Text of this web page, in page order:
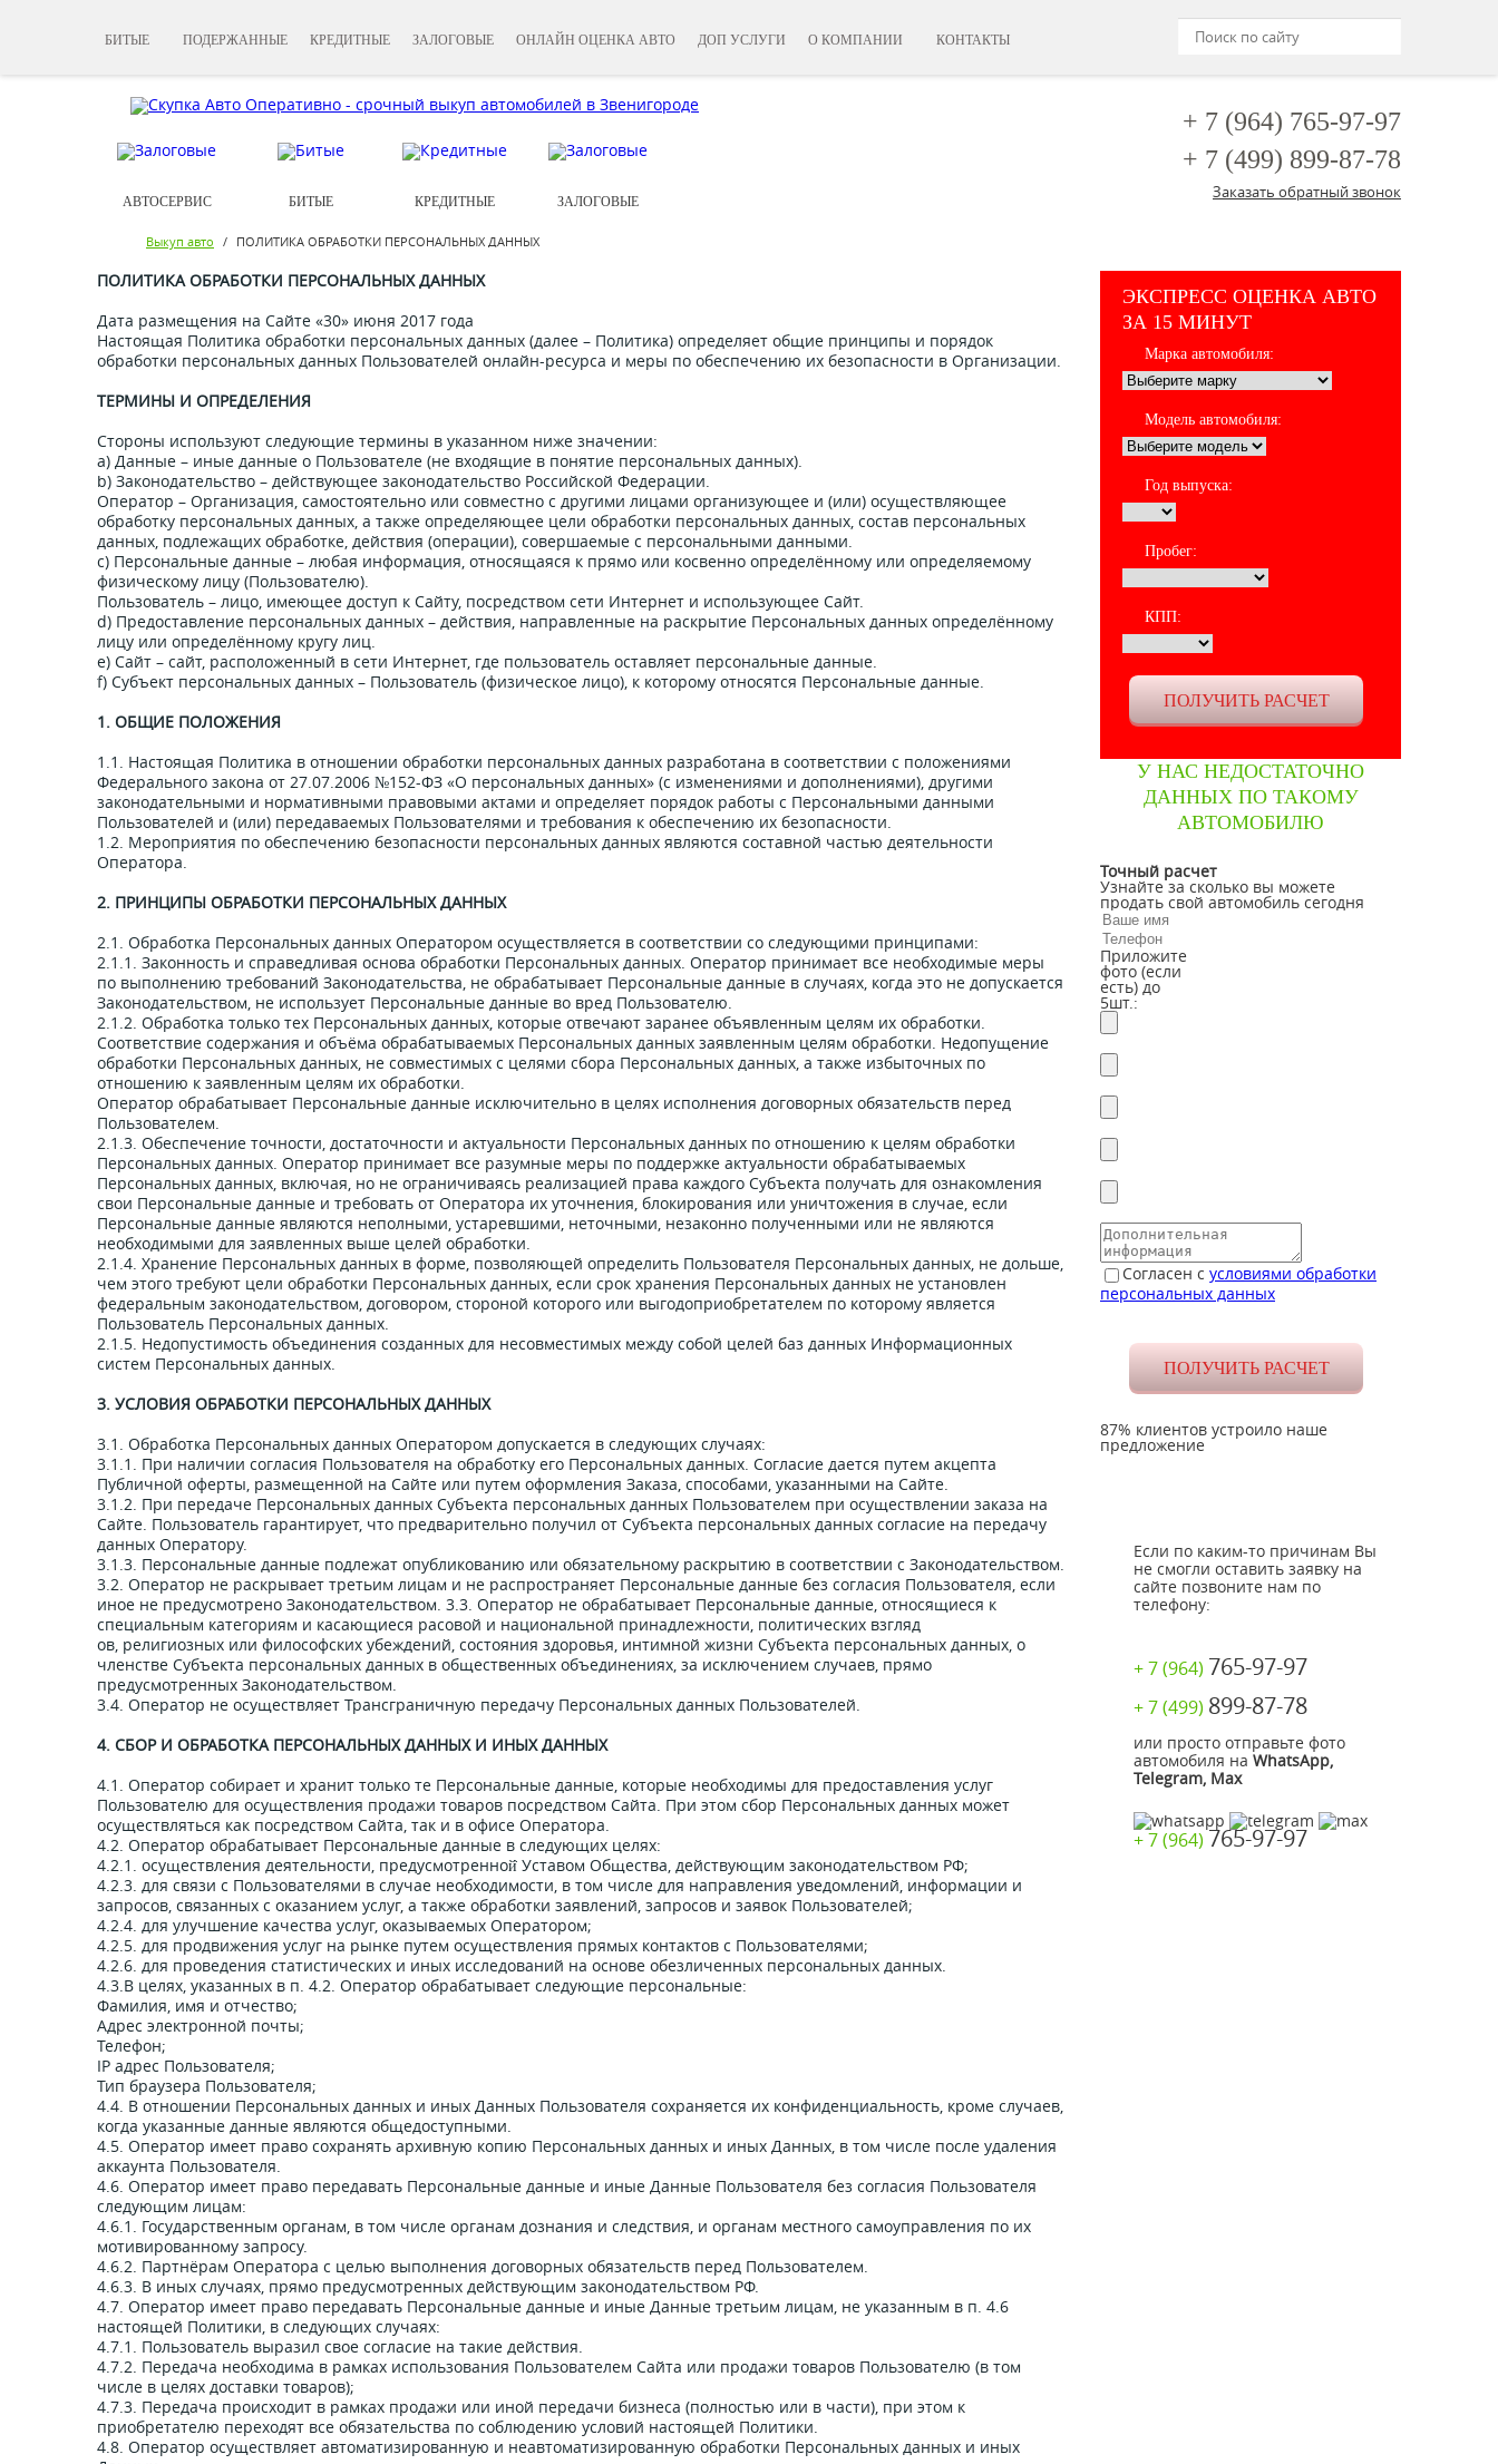
БИТЫЕ ПОДЕРЖАННЫЕ КРЕДИТНЫЕ ЗАЛОГОВЫЕ ОНЛАЙН ОЦЕНКА АВТО ДОП УСЛУГИ О КОМПАНИИ КОНТАКТЫ
+ 7 (964) 765-97-97
+ 7 (499) 899-87-78
Заказать обратный звонок
АВТОСЕРВИС БИТЫЕ КРЕДИТНЫЕ ЗАЛОГОВЫЕ
Выкуп авто / ПОЛИТИКА ОБРАБОТКИ ПЕРСОНАЛЬНЫХ ДАННЫХ
ЭКСПРЕСС ОЦЕНКА АВТО
ЗА 15 МИНУТ
Марка автомобиля:
Модель автомобиля:
Год выпуска:
Пробег:
КПП:
У НАС НЕДОСТАТОЧНО
ДАННЫХ ПО ТАКОМУ
АВТОМОБИЛЮ
Точный расчет
Узнайте за сколько вы можете
продать свой автомобиль сегодня
Приложите
фото (если
есть) до
5шт.:
Согласен с условиями обработки
персональных данных
87% клиентов устроило наше
предложение
Если по каким-то причинам Вы
не смогли оставить заявку на
сайте позвоните нам по
телефону:
+ 7 (964) 765-97-97
+ 7 (499) 899-87-78
или просто отправьте фото
автомобиля на WhatsApp,
Telegram, Max
+ 7 (964) 765-97-97
ПОЛИТИКА ОБРАБОТКИ ПЕРСОНАЛЬНЫХ ДАННЫХ
Дата размещения на Сайте «30» июня 2017 года
Настоящая Политика обработки персональных данных (далее – Политика) определяет общие принципы и порядок
обработки персональных данных Пользователей онлайн-ресурса и меры по обеспечению их безопасности в Организации.
ТЕРМИНЫ И ОПРЕДЕЛЕНИЯ
Стороны используют следующие термины в указанном ниже значении:
a) Данные – иные данные о Пользователе (не входящие в понятие персональных данных).
b) Законодательство – действующее законодательство Российской Федерации.
Оператор – Организация, самостоятельно или совместно с другими лицами организующее и (или) осуществляющее
обработку персональных данных, а также определяющее цели обработки персональных данных, состав персональных
данных, подлежащих обработке, действия (операции), совершаемые с персональными данными.
c) Персональные данные – любая информация, относящаяся к прямо или косвенно определённому или определяемому
физическому лицу (Пользователю).
Пользователь – лицо, имеющее доступ к Сайту, посредством сети Интернет и использующее Сайт.
d) Предоставление персональных данных – действия, направленные на раскрытие Персональных данных определённому
лицу или определённому кругу лиц.
e) Сайт – сайт, расположенный в сети Интернет, где пользователь оставляет персональные данные.
f) Субъект персональных данных – Пользователь (физическое лицо), к которому относятся Персональные данные.
1. ОБЩИЕ ПОЛОЖЕНИЯ
1.1. Настоящая Политика в отношении обработки персональных данных разработана в соответствии с положениями
Федерального закона от 27.07.2006 №152-ФЗ «О персональных данных» (с изменениями и дополнениями), другими
законодательными и нормативными правовыми актами и определяет порядок работы с Персональными данными
Пользователей и (или) передаваемых Пользователями и требования к обеспечению их безопасности.
1.2. Мероприятия по обеспечению безопасности персональных данных являются составной частью деятельности
Оператора.
2. ПРИНЦИПЫ ОБРАБОТКИ ПЕРСОНАЛЬНЫХ ДАННЫХ
2.1. Обработка Персональных данных Оператором осуществляется в соответствии со следующими принципами:
2.1.1. Законность и справедливая основа обработки Персональных данных. Оператор принимает все необходимые меры
по выполнению требований Законодательства, не обрабатывает Персональные данные в случаях, когда это не допускается
Законодательством, не использует Персональные данные во вред Пользователю.
2.1.2. Обработка только тех Персональных данных, которые отвечают заранее объявленным целям их обработки.
Соответствие содержания и объёма обрабатываемых Персональных данных заявленным целям обработки. Недопущение
обработки Персональных данных, не совместимых с целями сбора Персональных данных, а также избыточных по
отношению к заявленным целям их обработки.
Оператор обрабатывает Персональные данные исключительно в целях исполнения договорных обязательств перед
Пользователем.
2.1.3. Обеспечение точности, достаточности и актуальности Персональных данных по отношению к целям обработки
Персональных данных. Оператор принимает все разумные меры по поддержке актуальности обрабатываемых
Персональных данных, включая, но не ограничиваясь реализацией права каждого Субъекта получать для ознакомления
свои Персональные данные и требовать от Оператора их уточнения, блокирования или уничтожения в случае, если
Персональные данные являются неполными, устаревшими, неточными, незаконно полученными или не являются
необходимыми для заявленных выше целей обработки.
2.1.4. Хранение Персональных данных в форме, позволяющей определить Пользователя Персональных данных, не дольше,
чем этого требуют цели обработки Персональных данных, если срок хранения Персональных данных не установлен
федеральным законодательством, договором, стороной которого или выгодоприобретателем по которому является
Пользователь Персональных данных.
2.1.5. Недопустимость объединения созданных для несовместимых между собой целей баз данных Информационных
систем Персональных данных.
3. УСЛОВИЯ ОБРАБОТКИ ПЕРСОНАЛЬНЫХ ДАННЫХ
3.1. Обработка Персональных данных Оператором допускается в следующих случаях:
3.1.1. При наличии согласия Пользователя на обработку его Персональных данных. Согласие дается путем акцепта
Публичной оферты, размещенной на Сайте или путем оформления Заказа, способами, указанными на Сайте.
3.1.2. При передаче Персональных данных Субъекта персональных данных Пользователем при осуществлении заказа на
Сайте. Пользователь гарантирует, что предварительно получил от Субъекта персональных данных согласие на передачу
данных Оператору.
3.1.3. Персональные данные подлежат опубликованию или обязательному раскрытию в соответствии с Законодательством.
3.2. Оператор не раскрывает третьим лицам и не распространяет Персональные данные без согласия Пользователя, если
иное не предусмотрено Законодательством. 3.3. Оператор не обрабатывает Персональные данные, относящиеся к
специальным категориям и касающиеся расовой и национальной принадлежности, политических взгляд
ов, религиозных или философских убеждений, состояния здоровья, интимной жизни Субъекта персональных данных, о
членстве Субъекта персональных данных в общественных объединениях, за исключением случаев, прямо
предусмотренных Законодательством.
3.4. Оператор не осуществляет Трансграничную передачу Персональных данных Пользователей.
4. СБОР И ОБРАБОТКА ПЕРСОНАЛЬНЫХ ДАННЫХ И ИНЫХ ДАННЫХ
4.1. Оператор собирает и хранит только те Персональные данные, которые необходимы для предоставления услуг
Пользователю для осуществления продажи товаров посредством Сайта. При этом сбор Персональных данных может
осуществляться как посредством Сайта, так и в офисе Оператора.
4.2. Оператор обрабатывает Персональные данные в следующих целях:
4.2.1. осуществления деятельности, предусмотренной Уставом Общества, действующим законодательством РФ;
4.2.3. для связи с Пользователями в случае необходимости, в том числе для направления уведомлении, информации и
запросов, связанных с оказанием услуг, а также обработки заявлении, запросов и заявок Пользователей;
4.2.4. для улучшение качества услуг, оказываемых Оператором;
4.2.5. для продвижения услуг на рынке путем осуществления прямых контактов с Пользователями;
4.2.6. для проведения статистических и иных исследовании на основе обезличенных персональных данных.
4.3.В целях, указанных в п. 4.2. Оператор обрабатывает следующие персональные:
Фамилия, имя и отчество;
Адрес электронной почты;
Телефон;
IP адрес Пользователя;
Тип браузера Пользователя;
4.4. В отношении Персональных данных и иных Данных Пользователя сохраняется их конфиденциальность, кроме случаев,
когда указанные данные являются общедоступными.
4.5. Оператор имеет право сохранять архивную копию Персональных данных и иных Данных, в том числе после удаления
аккаунта Пользователя.
4.6. Оператор имеет право передавать Персональные данные и иные Данные Пользователя без согласия Пользователя
следующим лицам:
4.6.1. Государственным органам, в том числе органам дознания и следствия, и органам местного самоуправления по их
мотивированному запросу.
4.6.2. Партнёрам Оператора c целью выполнения договорных обязательств перед Пользователем.
4.6.3. В иных случаях, прямо предусмотренных действующим законодательством РФ.
4.7. Оператор имеет право передавать Персональные данные и иные Данные третьим лицам, не указанным в п. 4.6
настоящей Политики, в следующих случаях:
4.7.1. Пользователь выразил свое согласие на такие действия.
4.7.2. Передача необходима в рамках использования Пользователем Сайта или продажи товаров Пользователю (в том
числе в целях доставки товаров);
4.7.3. Передача происходит в рамках продажи или иной передачи бизнеса (полностью или в части), при этом к
приобретателю переходят все обязательства по соблюдению условий настоящей Политики.
4.8. Оператор осуществляет автоматизированную и неавтоматизированную обработки Персональных данных и иных